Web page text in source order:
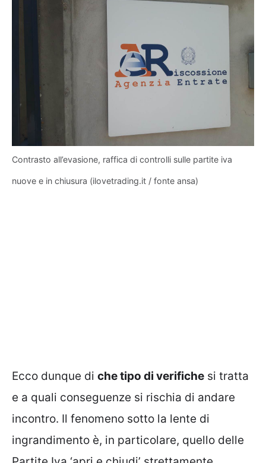
Contrasto all’evasione, raffica di controlli sulle partite iva
nuove e in chiusura (ilovetrading.it / fonte ansa)
Ecco dunque di che tipo di verifiche si tratta
e a quali conseguenze si rischia di andare
incontro. Il fenomeno sotto la lente di
ingrandimento è, in particolare, quello delle